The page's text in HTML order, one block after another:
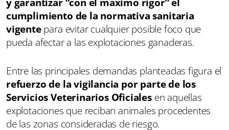
cumplimiento de la normativa sanitaria
vigentepara evitar cualquier posible foco que
pueda afectar a las explotaciones ganaderas.
Entre las principales demandas planteadas figura el
refuerzo de la vigilancia por parte de los
Servicios Veterinarios Oficiales en aquellas
explotaciones que reciban animales procedentes
de las zonas consideradas de riesgo.